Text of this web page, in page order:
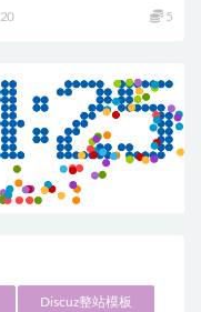
20 5
Discuz整站模板